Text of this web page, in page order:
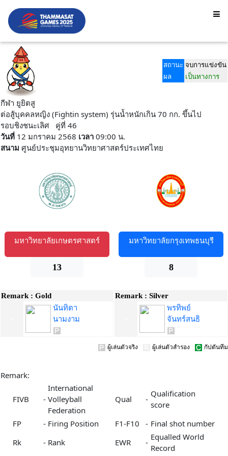
สถานะ จบการแข่งขัน
ผล
เป็นทางการ
กีฬา ยูยิตสู
ต่อสู้บุคคลหญิง (Fightin system) รุ่นน้ำหนักเกิน 70 กก. ขึ้นไป
รอบชิงชนะเลิศ คู่ที่ 46
วันที่ 12 มกราคม 2568 เวลา 09:00 น.
สนาม ศูนย์ประชุมอุทยานวิทยาศาสตร์ประเทศไทย
มหาวิทยาลัยเกษตรศาสตร์
13
Remark : Gold
นันทิตา
นามงาม
มหาวิทยาลัยกรุงเทพธนบุรี
8
Remark : Silver
พรทิพย์
จันทร์สนธิ
ผู้เล่นตัวจริง ผู้เล่นตัวสำรอง กัปตันทีม
Remark:
FIVB -
International
Volleyball
Federation
Qual -
Qualification
score
FP
- Firing Position F1-F10 - Final shot number
Rk
- Rank EWR -
Equalled World
Record